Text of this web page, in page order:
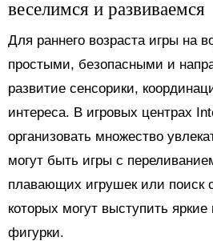
веселимся и развиваемся
Для раннего возраста игры на
простыми, безопасными и
развитие сенсорики,
интереса. В игровых центрах
организовать множество
могут быть игры с
плавающих игрушек или поиск
которых могут выступить
фигурки.